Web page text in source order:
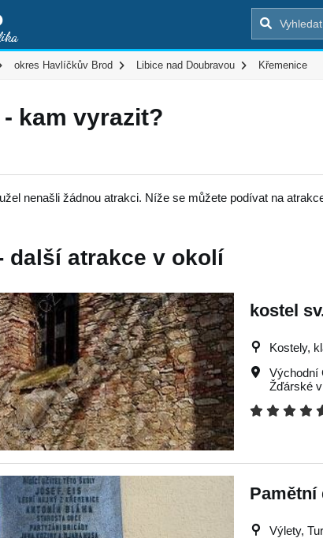
okres Havlíčkův Brod Libice nad Doubravou Křemenice
kam vyrazit?
nenašli žádnou atrakci. Níže se můžete podívat na
další atrakce v okolí
kostel
Kostely,
Východní
Žďárské
Pamětní
Výlety,